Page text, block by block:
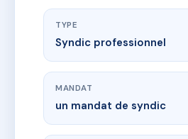
TYPE
Syndic professionnel
MANDAT
un mandat de syndic